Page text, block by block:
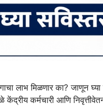
लाभ मिळणार का? जाणून
कर्मचारी आणि